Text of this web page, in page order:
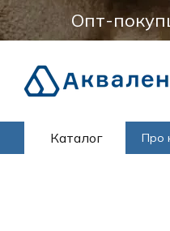
Перейти до основного
Опт-
Каталог Про